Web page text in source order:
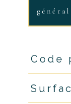
général
Code